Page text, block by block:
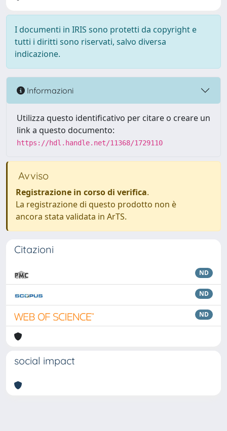
I documenti in IRIS sono protetti da copyright e
tutti i diritti sono riservati, salvo diversa
indicazione.
Informazioni
Utilizza questo identificativo per citare o creare un
link a questo documento:
https://hdl.handle.net/11368/1729110
Avviso
Registrazione in corso di verifica.
La registrazione di questo prodotto non è
ancora stata validata in ArTS.
Citazioni
ND
ND
ND
social impact